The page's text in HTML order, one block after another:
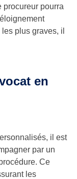
procureur pourra
plus graves, il
en
il est
par un
Ce
les